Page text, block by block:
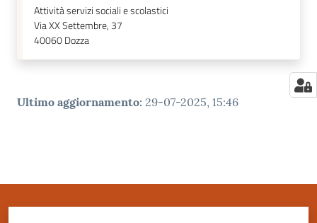
Attività servizi sociali e scolastici
Via XX Settembre, 37
40060Dozza
Ultimo aggiornamento: 29-07-2025, 15:46